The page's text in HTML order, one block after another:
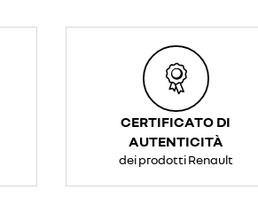
CERTIFICATO DI
AUTENTICITÀ
dei prodotti Renault